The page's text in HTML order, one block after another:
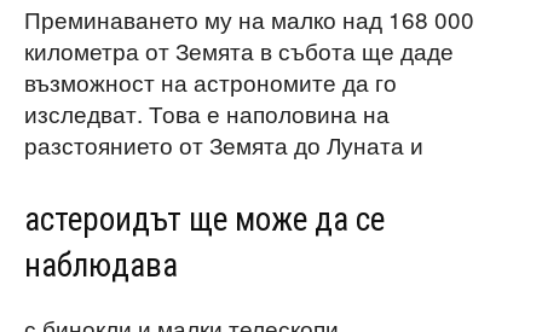
Преминаването му на малко над 168 000
километра от Земята в събота ще даде
възможност на астрономите да го
изследват. Това е наполовина на
разстоянието от Земята до Луната и
астероидът ще може да се
наблюдава